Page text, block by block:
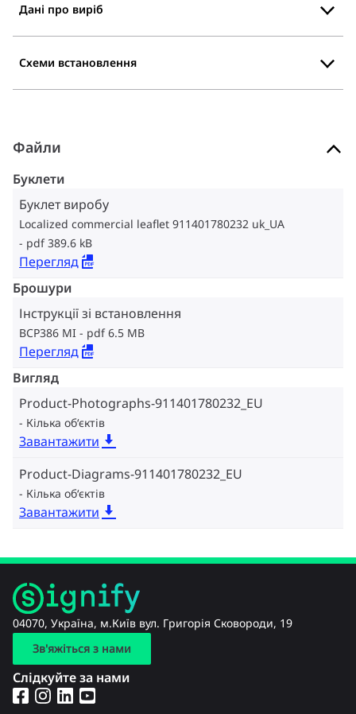
Дані про виріб
Схеми встановлення
Файли
Буклети
Буклет виробу
Localized commercial leaflet 911401780232 uk_UA
pdf 389.6 kB
Перегляд
Брошури
Інструкції зі встановлення
BCP386 MI pdf 6.5 MB
Перегляд
Вигляд
Product-Photographs-911401780232_EU
Кілька об‘єктів
Завантажити
Product-Diagrams-911401780232_EU
Кілька об‘єктів
Завантажити
04070, Україна, м.Київ вул. Григорія Сковороди, 19
Зв'яжіться з нами
Слідкуйте за нами